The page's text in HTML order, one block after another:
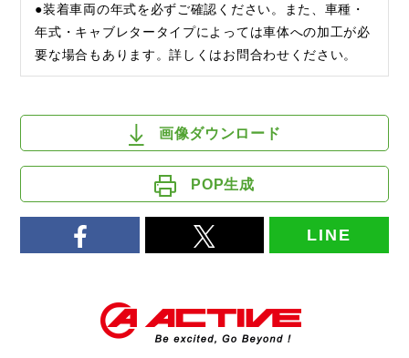
●装着車両の年式を必ずご確認ください。また、車種・
年式・キャブレタータイプによっては車体への加工が必
要な場合もあります。詳しくはお問合わせください。
画像ダウンロード
POP生成
LINE